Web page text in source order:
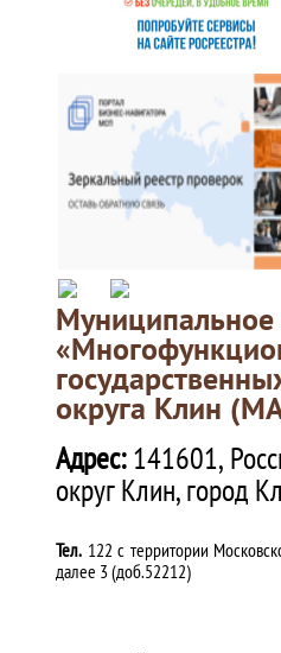
округа Клин
Адрес:141601,
округ Клин, город
Тел. 122 с территории
далее 3 (доб.52212)